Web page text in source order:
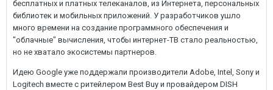
бесплатных и платных телеканалов, из Интернета, персональных
библиотек и мобильных приложений. У разработчиков ушло
много времени на создание программного обеспечения и
"облачные" вычисления, чтобы интернет-ТВ стало реальностью,
но не хватало экосистемы партнеров.
Идею Google уже поддержали производители Adobe, Intel, Sony и
Logitech вместе с ритейлером Best Buy и провайдером DISH